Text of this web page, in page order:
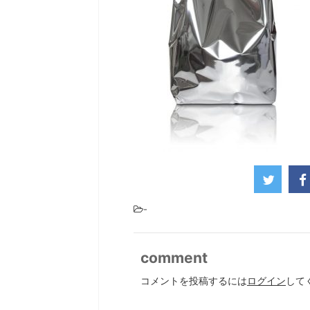
-
comment
コメントを投稿するにはログイン して